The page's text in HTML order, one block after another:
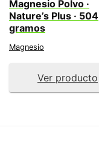
Magnesio Polvo ·
Nature’s Plus · 504
gramos
Magnesio
Ver producto